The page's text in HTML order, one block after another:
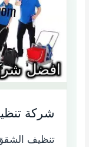
شركة
تنظيف